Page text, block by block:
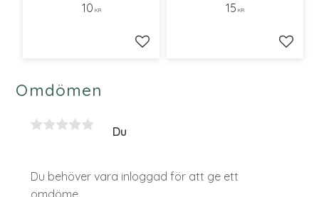
Omdömen
Du
10 KR
Lägg till i favoriter
15 KR
Lägg